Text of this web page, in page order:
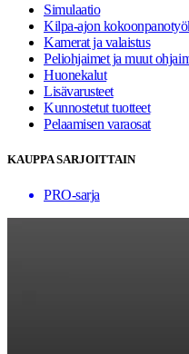
Simulaatio
Kilpa-ajon
Kamerat ja valaistus
Peliohjaimet ja muut
Huonekalut
Lisävarusteet
Kunnostetut tuotteet
Pelaamisen varaosat
KAUPPA SARJOITTAIN
PRO-sarja